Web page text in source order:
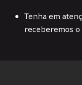
Tenha em
receberemos